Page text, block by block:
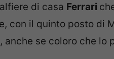
di casa Ferrari
con il quinto posto di
, anche se coloro che lo